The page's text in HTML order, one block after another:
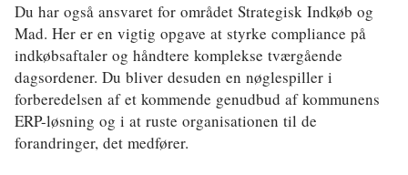
Maritim
Miljø
Social
Sundhed
Du har også ansvaret for området Strategisk Indkøb og
Mad. Her er en vigtig opgave at styrke compliance på
indkøbsaftaler og håndtere komplekse tværgående
dagsordener. Du bliver desuden en nøglespiller i
forberedelsen af et kommende genudbud af kommunens
ERP-løsning og i at ruste organisationen til de
forandringer, det medfører.